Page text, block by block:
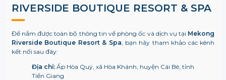
RIVERSIDE BOUTIQUE RESORT & SPA
Để nắm được toàn bộ thông tin về phòng ốc và dịch vụ tại Mekong
Riverside Boutique Resort & Spa , bạn hãy tham khảo các kênh
kết nối sau đây:
Địa chỉ:Ấp Hòa Quý, xã Hòa Khánh, huyện Cái Bè, tỉnh
Tiền Giang